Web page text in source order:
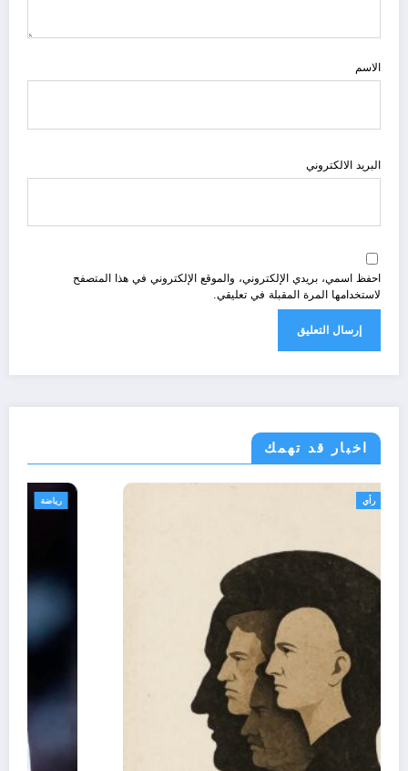
الاسم
البريد الالكتروني
احفظ اسمي، بريدي الإلكتروني، والموقع الإلكتروني في هذا المتصفح
لاستخدامها المرة المقبلة في تعليقي.
اخبار قد تهمك
تعاليق حرة